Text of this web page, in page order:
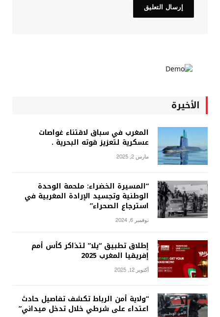
الأخيرة
المغرب في سباق لاقتناء غواصات
عسكرية لتعزيز قوته البحرية .
مارس 2, 2025
“المسيرة الخضراء: ملحمة الوحدة
الوطنية وتجسيد الإرادة المغربية في
استرجاع الصحراء”
نوفمبر 6, 2024
إطلاق تطبيق “يلا” لتذاكر كأس أمم
إفريقيا المغرب 2025
أكتوبر 12, 2025
“ولاية أمن الرباط تكشف تفاصيل حادث
اعتداء على شرطي خلال تدخل ميداني”